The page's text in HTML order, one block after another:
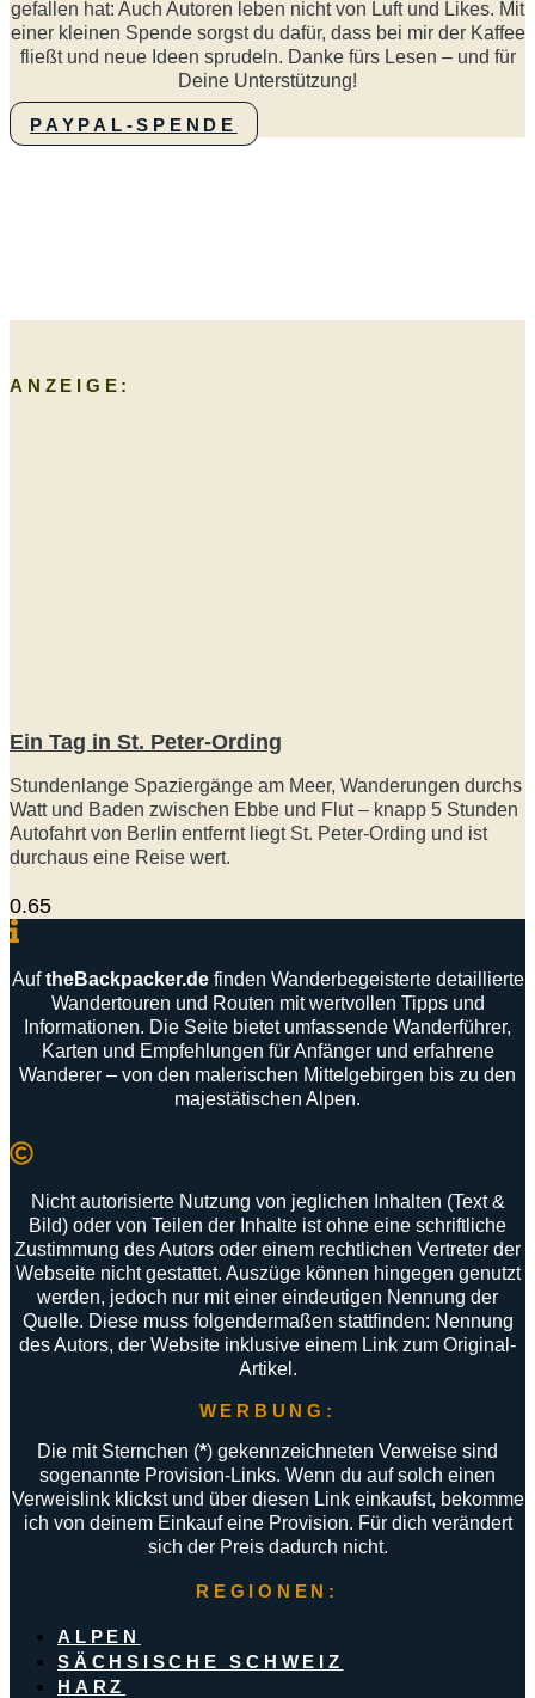
gefallen hat: Auch Autoren leben nicht von Luft und Likes. Mit
einer kleinen Spende sorgst du dafür, dass bei mir der Kaffee
fließt und neue Ideen sprudeln. Danke fürs Lesen – und für
Deine Unterstützung!
PAYPAL-SPENDE
ANZEIGE:
Ein Tag in St. Peter-Ording
Stundenlange Spaziergänge am Meer, Wanderungen durchs
Watt und Baden zwischen Ebbe und Flut – knapp 5 Stunden
Autofahrt von Berlin entfernt liegt St. Peter-Ording und ist
durchaus eine Reise wert.
Auf theBackpacker.de finden Wanderbegeisterte detaillierte
Wandertouren und Routen mit wertvollen Tipps und
Informationen. Die Seite bietet umfassende Wanderführer,
Karten und Empfehlungen für Anfänger und erfahrene
Wanderer – von den malerischen Mittelgebirgen bis zu den
majestätischen Alpen.
Nicht autorisierte Nutzung von jeglichen Inhalten (Text &
Bild) oder von Teilen der Inhalte ist ohne eine schriftliche
Zustimmung des Autors oder einem rechtlichen Vertreter der
Webseite nicht gestattet. Auszüge können hingegen genutzt
werden, jedoch nur mit einer eindeutigen Nennung der
Quelle. Diese muss folgendermaßen stattfinden: Nennung
des Autors, der Website inklusive einem Link zum Original-
Artikel.
WERBUNG:
Die mit Sternchen (*) gekennzeichneten Verweise sind
sogenannte Provision-Links. Wenn du auf solch einen
Verweislink klickst und über diesen Link einkaufst, bekomme
ich von deinem Einkauf eine Provision. Für dich verändert
sich der Preis dadurch nicht.
REGIONEN:
ALPEN
SÄCHSISCHE SCHWEIZ
HARZ